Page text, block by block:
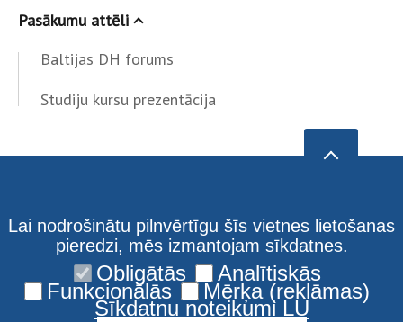
Pasākumu attēli
Baltijas DH forums
Studiju kursu prezentācija
Lai nodrošinātu pilnvērtīgu šīs vietnes lietošanas
pieredzi, mēs izmantojam sīkdatnes.
Obligātās Analītiskās
Funkcionālās Mērķa (reklāmas)
Sīkdatņu noteikumi LU